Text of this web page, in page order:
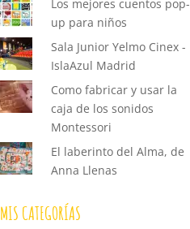
Los mejores cuentos pop-
up para niños
Sala Junior Yelmo Cinex -
IslaAzul Madrid
Como fabricar y usar la
caja de los sonidos
Montessori
El laberinto del Alma, de
Anna Llenas
MIS CATEGORÍAS